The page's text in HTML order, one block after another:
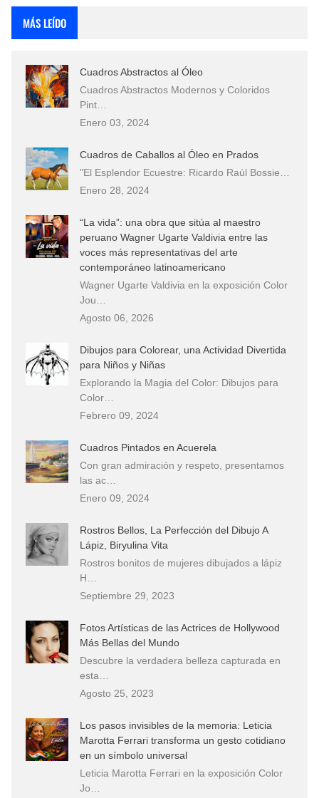
MÁS LEÍDO
Cuadros Abstractos al Óleo
Cuadros Abstractos Modernos y Coloridos
Pint…
Enero 03, 2024
Cuadros de Caballos al Óleo en Prados
"El Esplendor Ecuestre: Ricardo Raúl Bossie…
Enero 28, 2024
“La vida”: una obra que sitúa al maestro
peruano Wagner Ugarte Valdivia entre las
voces más representativas del arte
contemporáneo latinoamericano
Wagner Ugarte Valdivia en la exposición Color
Jou…
Agosto 06, 2026
Dibujos para Colorear, una Actividad Divertida
para Niños y Niñas
Explorando la Magia del Color: Dibujos para
Color…
Febrero 09, 2024
Cuadros Pintados en Acuerela
Con gran admiración y respeto, presentamos
las ac…
Enero 09, 2024
Rostros Bellos, La Perfección del Dibujo A
Lápiz, Biryulina Vita
Rostros bonitos de mujeres dibujados a lápiz
H…
Septiembre 29, 2023
Fotos Artísticas de las Actrices de Hollywood
Más Bellas del Mundo
Descubre la verdadera belleza capturada en
esta…
Agosto 25, 2023
Los pasos invisibles de la memoria: Leticia
Marotta Ferrari transforma un gesto cotidiano
en un símbolo universal
Leticia Marotta Ferrari en la exposición Color
Jo…